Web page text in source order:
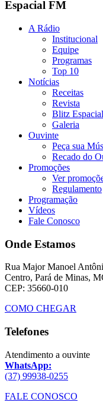
Espacial FM
A Rádio
Institucional
Equipe
Programas
Top 10
Notícias
Receitas
Revista
Blitz Espacial
Galeria
Ouvinte
Peça sua
Recado do
Promoções
Ver
Regulamento
Programação
Vídeos
Fale Conosco
Onde Estamos
Rua Major Manoel
Centro, Pará de Minas,
CEP: 35660-010
COMO CHEGAR
Telefones
Atendimento a ouvinte
WhatsApp:
(37) 99938-0255
FALE CONOSCO